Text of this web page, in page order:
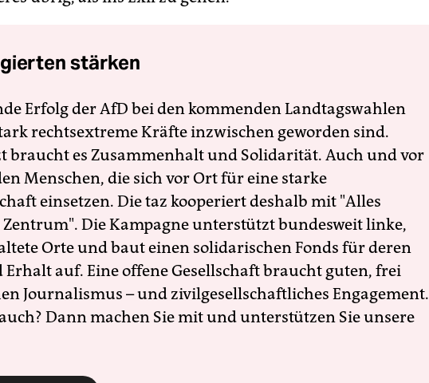
stärken
Erfolg der AfD bei den kommenden Landtagswahlen
rechtsextreme Kräfte inzwischen geworden sind.
braucht es Zusammenhalt und Solidarität. Auch und vor
Menschen, die sich vor Ort für eine starke
einsetzen. Die taz kooperiert deshalb mit "Alles
Die Kampagne unterstützt bundesweit linke,
Orte und baut einen solidarischen Fonds für deren
Erhalt auf. Eine offene Gesellschaft braucht guten, frei
Journalismus – und zivilgesellschaftliches Engagement.
Dann machen Sie mit und unterstützen Sie unsere